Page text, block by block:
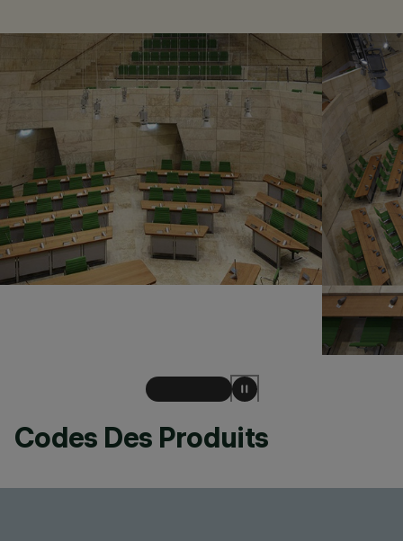
Codes Des Produits